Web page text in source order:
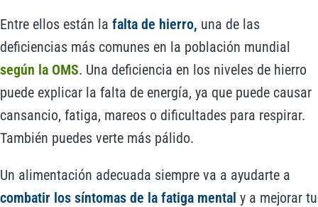
Entre ellos están la falta de hierro, una de las
deficiencias más comunes en la población mundial
según la OMS. Una deficiencia en los niveles de hierro
puede explicar la falta de energía, ya que puede causar
cansancio, fatiga, mareos o dificultades para respirar.
También puedes verte más pálido.
Un alimentación adecuada siempre va a ayudarte a
combatir los síntomas de la fatiga mental y a mejorar tu